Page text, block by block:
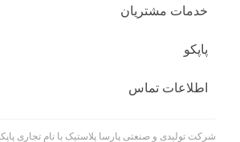
خدمات مشتریان
پاپکو
اطلاعات تماس